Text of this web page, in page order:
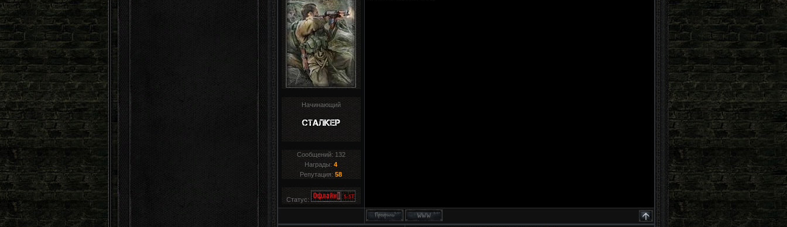
Начинающий
Сообщений: 132
Награды: 4
Репутация: 58
Статус: